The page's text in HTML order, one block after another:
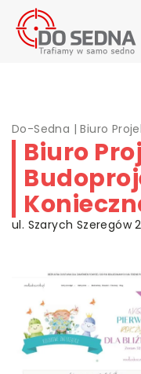
Do-Sedna |Biuro
Biuro
ul. Szarych Szeregów